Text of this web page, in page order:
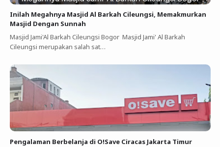
Inilah Megahnya Masjid Al Barkah Cileungsi, Memakmurkan
Masjid Dengan Sunnah
Masjid Jami'Al Barkah Cileungsi Bogor Masjid Jami' Al Barkah
Cileungsi merupakan salah sat…
Pengalaman Berbelanja di O!Save Ciracas Jakarta Timur